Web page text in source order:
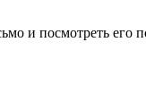
и посмотреть его